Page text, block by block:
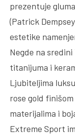
prezentuje
(Patrick
estetike
Negde na
titanijuma i
Ljubiteljima
rose gold
materijalima i
Extreme Sport